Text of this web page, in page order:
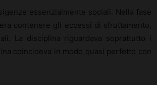
essenzialmente sociali. Nella fase
contenere gli eccessi di sfruttamento,
La disciplina riguardava soprattutto i
coincideva in modo quasi perfetto con